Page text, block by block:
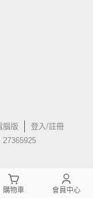
腦版
登入/註冊
購物車 會員中心